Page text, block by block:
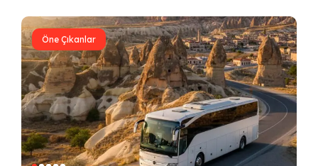
Öne Çıkanlar